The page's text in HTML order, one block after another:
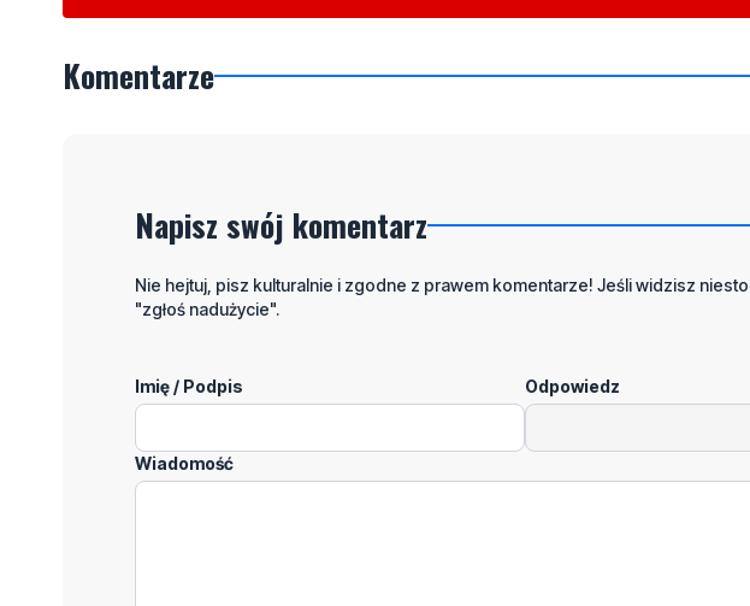
Komentarze
Napisz swój komentarz
Nie hejtuj, pisz kulturalnie i zgodne z prawem komentarze! Jeśli widzisz
"zgłoś nadużycie".
Imię / Podpis Odpowiedz
Wiadomość